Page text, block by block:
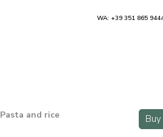
Pasta and rice Buy
WA: +39 351 865